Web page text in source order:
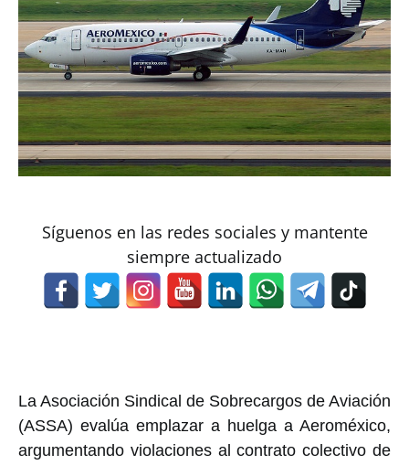
Síguenos en las redes sociales y mantente
siempre actualizado
La Asociación Sindical de Sobrecargos de Aviación
(ASSA) evalúa emplazar a huelga a Aeroméxico,
argumentando violaciones al contrato colectivo de